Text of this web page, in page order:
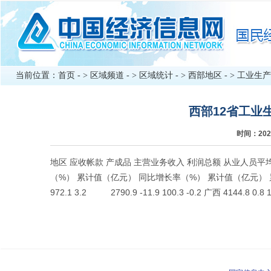
当前位置： 首页 - > 区域频道 - > 区域统计 - > 西部地区 - > 工业生
西部12省工业
时间：
地区 应收帐款 产成品 主营业务收入 利润总额 从业人员
（%） 累计值（亿元） 同比增长率（%） 累计值（亿元
972.1 3.2 2790.9 -11.9 100.3 -0.2 广西 4144.8 0.8